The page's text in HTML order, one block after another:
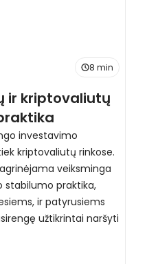
8 min
ir kriptovaliutų
investavimo
kriptovaliutų rinkose.
veiksminga
stabilumo praktika,
ir patyrusiems
užtikrintai naršyti